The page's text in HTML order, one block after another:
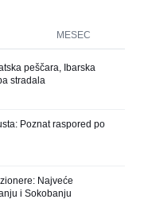
MESEC
peščara, Ibarska
stradala
Poznat raspored po
Najveće
i Sokobanju